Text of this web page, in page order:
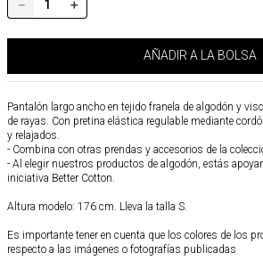
＋
－
AÑADIR A LA BOLSA
Pantalón largo ancho en tejido franela de algodón y
de rayas. Con pretina elástica regulable mediante
y relajados.
- Combina con otras prendas y accesorios de la
- Al elegir nuestros productos de algodón, estás
iniciativa Better Cotton.
Altura modelo: 176 cm. Lleva la talla S.
Es importante tener en cuenta que los colores de los
respecto a las imágenes o fotografías publicadas